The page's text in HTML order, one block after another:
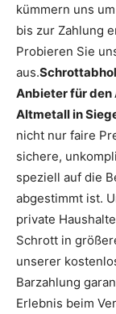
kümmern uns
bis zur Zahlung
Probieren Sie
aus.
Anbieter für den
Altmetall in
nicht nur faire
sichere,
speziell auf die
abgestimmt ist.
private
Schrott in
unserer
Barzahlung
Erlebnis beim